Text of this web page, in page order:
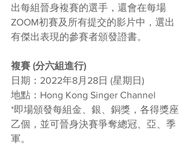
出每組晉身複賽的選手，還會在每場
ZOOM初賽及所有提交的影片中，選出
有傑出表現的參賽者頒發證書。
複賽 (分六組進行)
日期：2022年8月28日 (星期日)
地點：Hong Kong Singer Channel
*即場頒發每組金、銀、銅獎，各得獎座
乙個，並可晉身決賽爭奪總冠、亞、季
軍。